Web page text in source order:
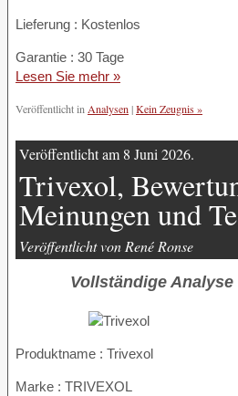
Lieferung : Kostenlos
Garantie : 30 Tage
Lesen Sie mehr »
Veröffentlicht in Analysen|Kein Zeugnis »
Veröffentlicht am 8 Juni 2026.
Trivexol,
Meinungen und
Veröffentlicht von René Ronse
Vollständige
Produktname : Trivexol
Marke : TRIVEXOL